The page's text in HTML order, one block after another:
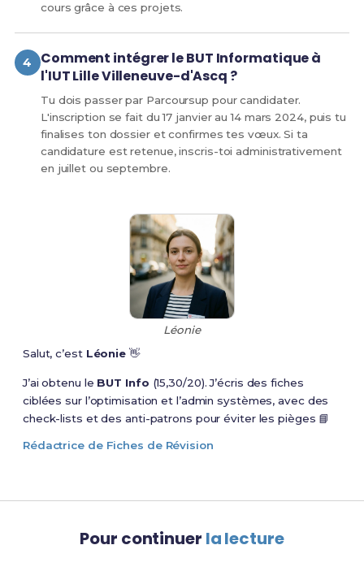
cours grâce à ces projets.
Comment intégrer le BUT Informatique à
l'IUT Lille Villeneuve-d'Ascq ?
Tu dois passer par Parcoursup pour candidater.
L'inscription se fait du 17 janvier au 14 mars 2024, puis tu
finalises ton dossier et confirmes tes vœux. Si ta
candidature est retenue, inscris-toi administrativement
en juillet ou septembre.
Léonie
Salut, c’est Léonie 👋
J’ai obtenu le BUT Info (15,30/20). J’écris des fiches
ciblées sur l’optimisation et l’admin systèmes, avec des
check-lists et des anti-patrons pour éviter les pièges 📘
Rédactrice de Fiches de Révision
Pour continuer la lecture